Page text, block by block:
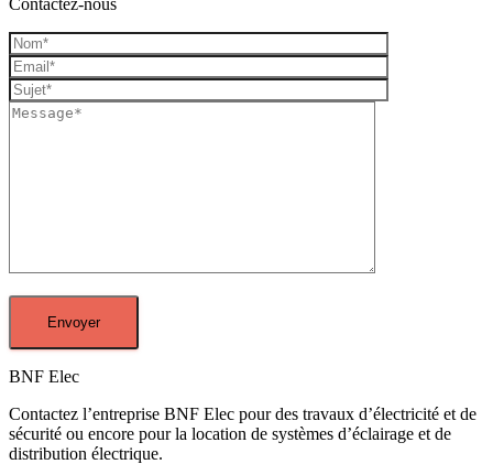
Contactez-nous
BNF Elec
Contactez l’entreprise BNF Elec pour des travaux d’électricité et de
sécurité ou encore pour la location de systèmes d’éclairage et de
distribution électrique.